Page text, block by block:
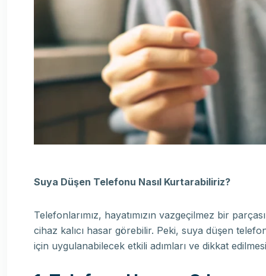
Suya Düşen Telefonu Nasıl Kurtarabiliriz?
Telefonlarımız, hayatımızın vazgeçilmez bir
cihaz kalıcı hasar görebilir. Peki, suya düşen
için uygulanabilecek etkili adımları ve dikkat